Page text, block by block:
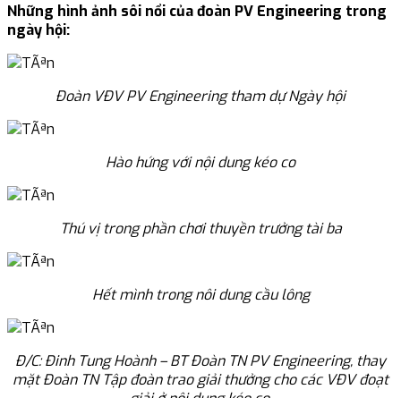
Những hình ảnh sôi nổi của đoàn PV Engineering trong
ngày hội:
Đoàn VĐV PV Engineering tham dự Ngày hội
Hào hứng với nội dung kéo co
Thú vị trong phần chơi thuyền trưởng tài ba
Hết mình trong nôi dung cầu lông
Đ/C: Đinh Tung Hoành – BT Đoàn TN PV Engineering, thay
mặt Đoàn TN Tập đoàn trao giải thưởngcho các VĐV đoạt